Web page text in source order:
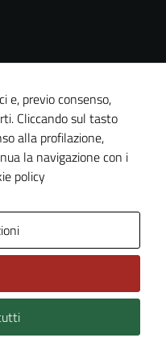
e, previo consenso,
Cliccando sul tasto
alla profilazione,
la navigazione con i
policy